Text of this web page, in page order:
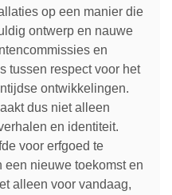
op een manier die
ontwerp en nauwe
en
tussen respect voor het
ontwikkelingen.
dus niet alleen
en identiteit.
voor erfgoed te
nieuwe toekomst en
alleen voor vandaag,